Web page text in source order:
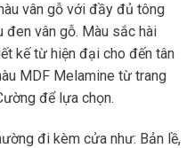
vân gỗ với đầy đủ tông
đen vân gỗ. Màu sắc hài
kế từ hiện đại cho đến tân
MDF Melamine từ trang
để lựa chọn.
đi kèm cửa như: Bản lề,